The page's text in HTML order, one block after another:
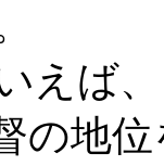
えば
の地